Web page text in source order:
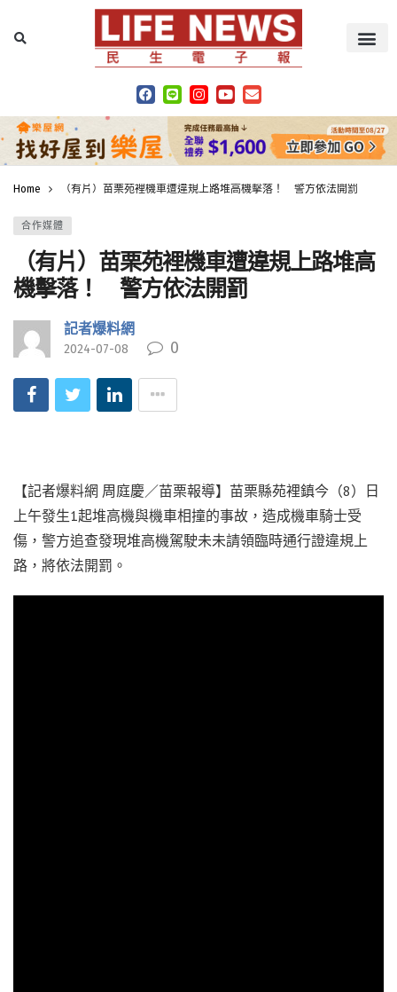
Home （有片）苗栗苑裡機車遭違規上路堆高機擊落！ 警方依法開罰
合作媒體
（有片）苗栗苑裡機車遭違規上路堆高
機擊落！ 警方依法開罰
記者爆料網
2024-07-08 0
【記者爆料網 周庭慶／苗栗報導】苗栗縣苑裡鎮今（8）日
上午發生1起堆高機與機車相撞的事故，造成機車騎士受
傷，警方追查發現堆高機駕駛未未請領臨時通行證違規上
路，將依法開罰。